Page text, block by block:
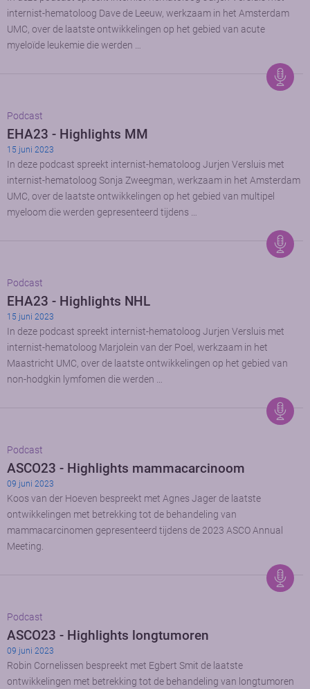
internist-hematoloog Dave de Leeuw, werkzaam in het Amsterdam
UMC, over de laatste ontwikkelingen op het gebied van acute
myeloïde leukemie die werden …
Podcast
EHA23 - Highlights MM
15 juni 2023
In deze podcast spreekt internist-hematoloog Jurjen Versluis met
internist-hematoloog Sonja Zweegman, werkzaam in het Amsterdam
UMC, over de laatste ontwikkelingen op het gebied van multipel
myeloom die werden gepresenteerd tijdens …
Podcast
EHA23 - Highlights NHL
15 juni 2023
In deze podcast spreekt internist-hematoloog Jurjen Versluis met
internist-hematoloog Marjolein van der Poel, werkzaam in het
Maastricht UMC, over de laatste ontwikkelingen op het gebied van
non-hodgkin lymfomen die werden …
Podcast
ASCO23 - Highlights mammacarcinoom
09 juni 2023
Koos van der Hoeven bespreekt met Agnes Jager de laatste
ontwikkelingen met betrekking tot de behandeling van
mammacarcinomen gepresenteerd tijdens de 2023 ASCO Annual
Meeting.
Podcast
ASCO23 - Highlights longtumoren
09 juni 2023
Robin Cornelissen bespreekt met Egbert Smit de laatste
ontwikkelingen met betrekking tot de behandeling van longtumoren